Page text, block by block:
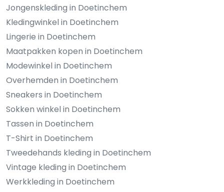
Jongenskleding in Doetinchem
Kledingwinkel in Doetinchem
Lingerie in Doetinchem
Maatpakken kopen in Doetinchem
Modewinkel in Doetinchem
Overhemden in Doetinchem
Sneakers in Doetinchem
Sokken winkel in Doetinchem
Tassen in Doetinchem
T-Shirt in Doetinchem
Tweedehands kleding in Doetinchem
Vintage kleding in Doetinchem
Werkkleding in Doetinchem